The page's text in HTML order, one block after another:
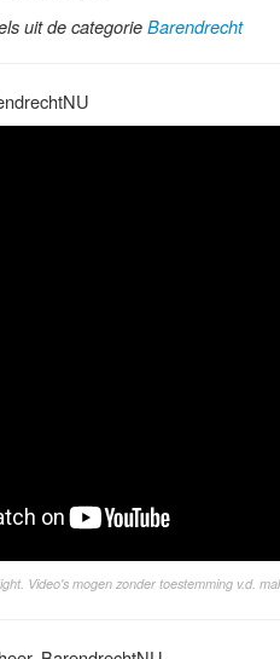
uit de categorie Barendrecht
Video's mogen zonder toestemming v.d.